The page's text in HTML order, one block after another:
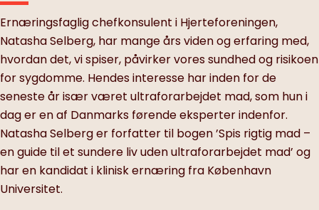
Ernæringsfaglig chefkonsulent i Hjerteforeningen,
Natasha Selberg, har mange års viden og erfaring med,
hvordan det, vi spiser, påvirker vores sundhed og risikoen
for sygdomme. Hendes interesse har inden for de
seneste år især været ultraforarbejdet mad, som hun i
dag er en af Danmarks førende eksperter indenfor.
Natasha Selberg er forfatter til bogen ’Spis rigtig mad –
en guide til et sundere liv uden ultraforarbejdet mad’ og
har en kandidat i klinisk ernæring fra København
Universitet.